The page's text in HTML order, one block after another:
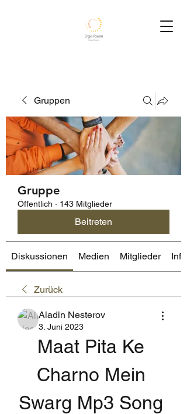
Gruppen
Gruppe
Öffentlich · 143 Mitglieder
Beitreten
Diskussionen Medien Mitglieder Info
Zurück
Aladin Nesterov
3. Juni 2023
Maat Pita Ke
Charno Mein
Swarg Mp3 Song